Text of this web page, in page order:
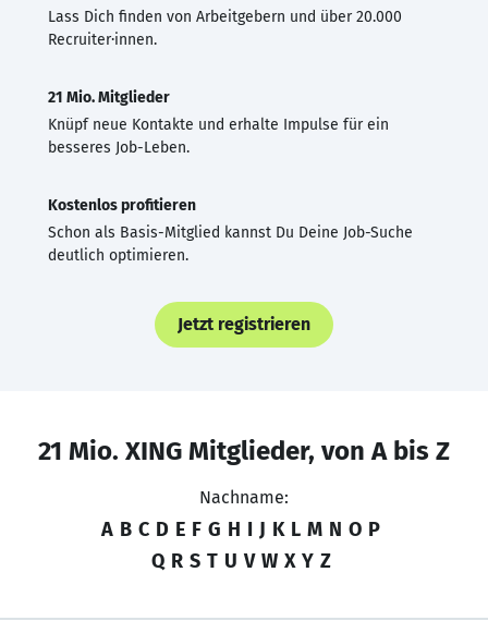
Lass Dich finden von Arbeitgebern und über 20.000
Recruiter·innen.
21 Mio. Mitglieder
Knüpf neue Kontakte und erhalte Impulse für ein
besseres Job-Leben.
Kostenlos profitieren
Schon als Basis-Mitglied kannst Du Deine Job-Suche
deutlich optimieren.
Jetzt registrieren
21 Mio. XING Mitglieder, von A bis Z
Nachname:
A B C D E F G H I J K L M N O P
Q R S T U V W X Y Z